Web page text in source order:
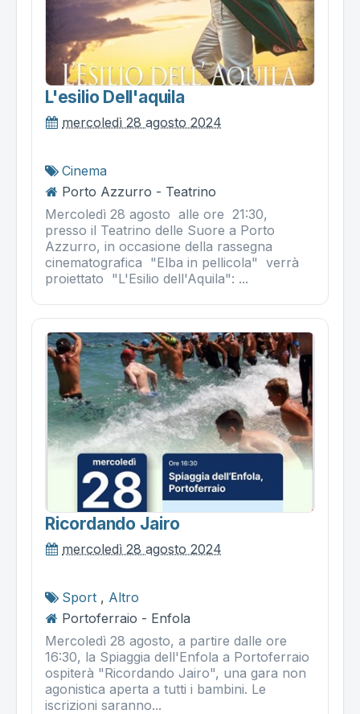
L'esilio Dell'aquila
mercoledì 28 agosto 2024
Cinema
Porto Azzurro - Teatrino
Mercoledì 28 agosto alle ore 21:30,
presso il Teatrino delle Suore a Porto
Azzurro, in occasione della rassegna
cinematografica "Elba in pellicola" verrà
proiettato "L'Esilio dell'Aquila": ...
Ricordando Jairo
mercoledì 28 agosto 2024
Sport , Altro
Portoferraio - Enfola
Mercoledì 28 agosto, a partire dalle ore
16:30, la Spiaggia dell'Enfola a Portoferraio
ospiterà "Ricordando Jairo", una gara non
agonistica aperta a tutti i bambini. Le
iscrizioni saranno...